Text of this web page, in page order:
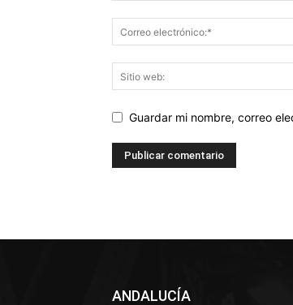
Guardar mi nombre, correo
ANDALUCÍA